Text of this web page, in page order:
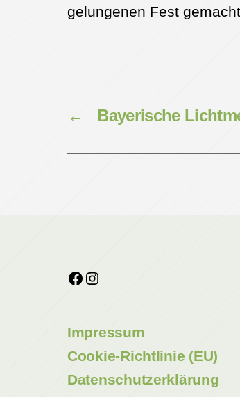
gelungenen Fest
← Bayerische
Facebook
Instagram
Impressum
Cookie-Richtlinie (EU)
Datenschutzerklärung